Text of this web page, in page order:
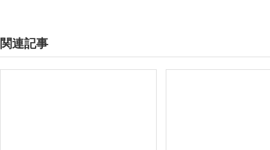
関連記事